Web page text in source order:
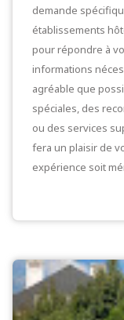
demande
établissements
pour répondre à
informations
agréable que
spéciales, des
ou des services
fera un plaisir de
expérience soit